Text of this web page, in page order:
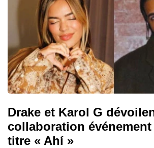
Drake et Karol G
collaboration événement
titre « Ahí »